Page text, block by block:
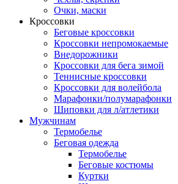
Очки, маски
Кроссовки
Беговые кроссовки
Кроссовки непромокаемые
Внедорожники
Кроссовки для бега зимой
Теннисные кроссовки
Кроссовки для волейбола
Марафонки/полумарафонки
Шиповки для л/атлетики
Мужчинам
Термобелье
Беговая одежда
Термобелье
Беговые костюмы
Куртки